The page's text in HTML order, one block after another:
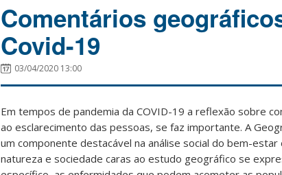
Comentários
Covid-19
03/04/2020 13:00
Em tempos de pandemia da COVID-19 a reflexão sobre
ao esclarecimento das pessoas, se faz importante. A
um componente destacável na análise social do bem-
natureza e sociedade caras ao estudo geográfico se